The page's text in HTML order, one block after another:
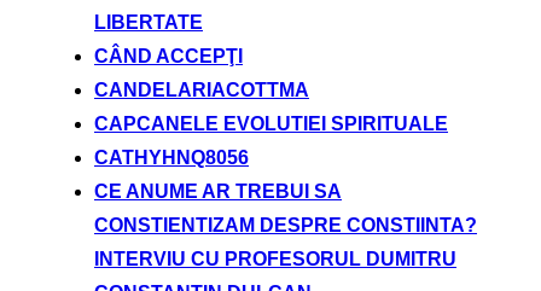
LIBERTATE
CÂND ACCEPŢI
CANDELARIACOTTMA
CAPCANELE EVOLUTIEI SPIRITUALE
CATHYHNQ8056
CE ANUME AR TREBUI SA
CONSTIENTIZAM DESPRE CONSTIINTA?
INTERVIU CU PROFESORUL DUMITRU